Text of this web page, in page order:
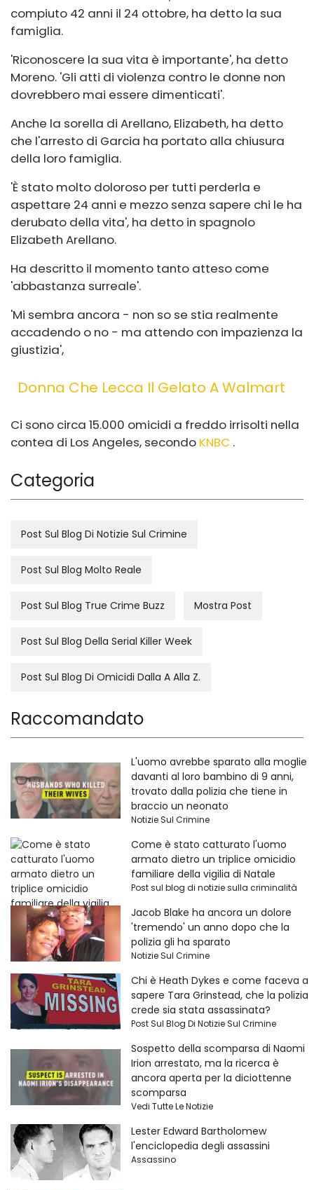
compiuto 42 anni il 24 ottobre, ha detto la sua
famiglia.
'Riconoscere la sua vita è importante', ha detto
Moreno. 'Gli atti di violenza contro le donne non
dovrebbero mai essere dimenticati'.
Anche la sorella di Arellano, Elizabeth, ha detto
che l'arresto di Garcia ha portato alla chiusura
della loro famiglia.
'È stato molto doloroso per tutti perderla e
aspettare 24 anni e mezzo senza sapere chi le ha
derubato della vita', ha detto in spagnolo
Elizabeth Arellano.
Ha descritto il momento tanto atteso come
'abbastanza surreale'.
'Mi sembra ancora - non so se stia realmente
accadendo o no - ma attendo con impazienza la
giustizia',
Donna Che Lecca Il Gelato A Walmart
Ci sono circa 15.000 omicidi a freddo irrisolti nella
contea di Los Angeles, secondo KNBC .
Categoria
Post Sul Blog Di Notizie Sul Crimine
Post Sul Blog Molto Reale
Post Sul Blog True Crime Buzz Mostra Post
Post Sul Blog Della Serial Killer Week
Post Sul Blog Di Omicidi Dalla A Alla Z.
Raccomandato
L'uomo avrebbe sparato alla moglie
davanti al loro bambino di 9 anni,
trovato dalla polizia che tiene in
braccio un neonato
Notizie Sul Crimine
Come è stato catturato l'uomo
armato dietro un triplice omicidio
familiare della vigilia di Natale
Post sul blog di notizie sulla criminalità
Jacob Blake ha ancora un dolore
'tremendo' un anno dopo che la
polizia gli ha sparato
Notizie Sul Crimine
Chi è Heath Dykes e come faceva a
sapere Tara Grinstead, che la polizia
crede sia stata assassinata?
Post Sul Blog Di Notizie Sul Crimine
Sospetto della scomparsa di Naomi
Irion arrestato, ma la ricerca è
ancora aperta per la diciottenne
scomparsa
Vedi Tutte Le Notizie
Lester Edward Bartholomew
l'enciclopedia degli assassini
Assassino